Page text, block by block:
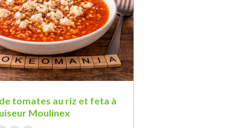
tomates au riz et feta à
Moulinex